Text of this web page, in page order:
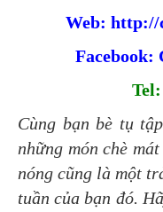
Web: http://
Facebook:
Tel:
Cùng bạn bè tụ
những món chè
nóng cũng là một
tuần của bạn đó.